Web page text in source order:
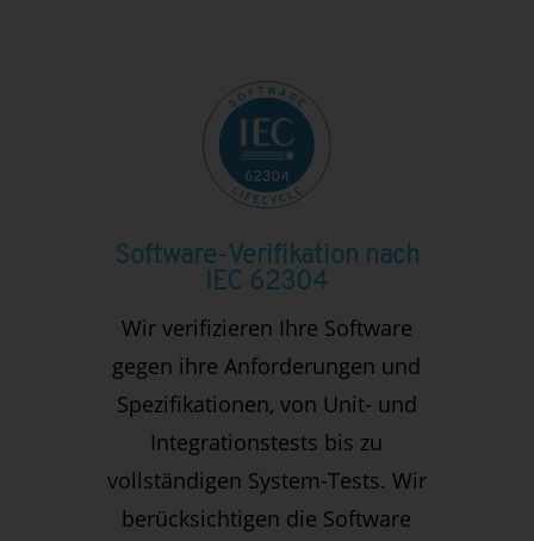
Software-Verifikation nach
IEC 62304
Wir verifizieren Ihre Software
gegen ihre Anforderungen und
Spezifikationen, von Unit- und
Integrationstests bis zu
vollständigen System-Tests. Wir
berücksichtigen die Software